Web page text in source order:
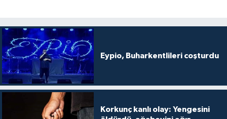
Eypio, Buharkentlileri coşturdu
Korkunç kanlı olay: Yengesini